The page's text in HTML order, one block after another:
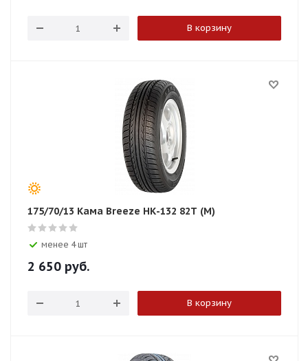
В корзину
175/70/13 Кама Breeze НК-132 82T (М)
менее 4 шт
2 650 руб.
В корзину